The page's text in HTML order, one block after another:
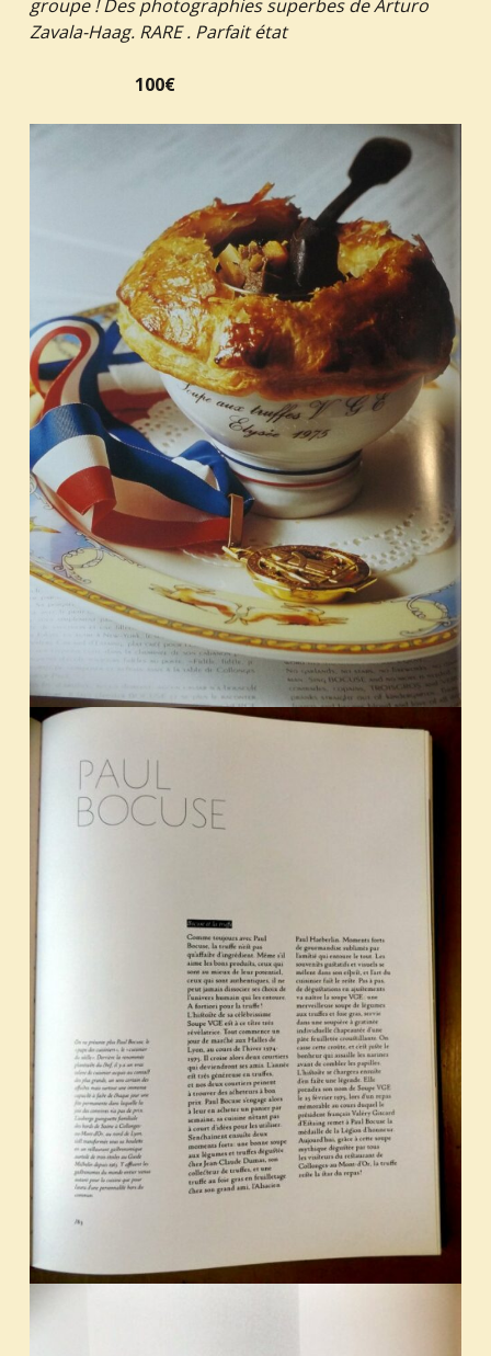
groupe ! Des photographies superbes de Arturo
Zavala-Haag. RARE . Parfait état
100€